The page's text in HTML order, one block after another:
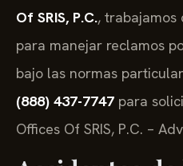
Of SRIS, P.C., trabajamos
para manejar reclamos
bajo las normas
(888) 437-7747 para
Offices Of SRIS, P.C. –